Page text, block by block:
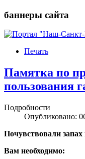
баннеры сайта
Печать
Памятка по
пользования
Подробности
Опубликовано:
Почувствовали запах
Вам необходимо: